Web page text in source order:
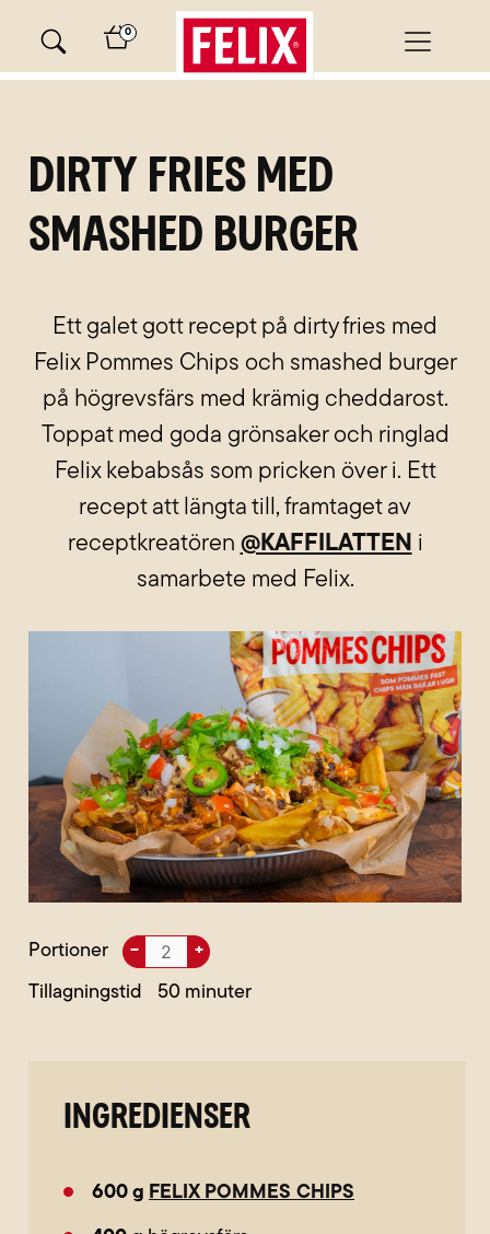
content
0
Dirty Fries med
Smashed Burger
Ett galet gott recept på dirty fries med
Felix Pommes Chips och smashed burger
på högrevsfärs med krämig cheddarost.
Toppat med goda grönsaker och ringlad
Felix kebabsås som pricken över i. Ett
recept att längta till, framtaget av
receptkreatören @KAFFILATTEN i
samarbete med Felix.
Portioner – +
Tillagningstid 50
INGREDIENSER
600 g FELIX POMMES CHIPS